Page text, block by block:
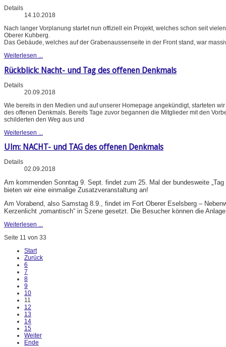
Details
14.10.2018
Nach langer Vorplanung startet nun offiziell ein Projekt, welches schon seit
Oberer Kuhberg.
Das Gebäude, welches auf der Grabenaussenseite in der Front stand, war
Weiterlesen ...
Rückblick: Nacht- und Tag des offenen Denkmals
Details
20.09.2018
Wie bereits in den Medien und auf unserer Homepage angekündigt, starteten
des offenen Denkmals. Bereits Tage zuvor begannen die Mitglieder mit den
schilderten den Weg aus und
Weiterlesen ...
Ulm: NACHT- und TAG des offenen Denkmals
Details
02.09.2018
Am kommenden Sonntag 9. Sept. findet zum 25. Mal der bundesweite
bieten wir eine einmalige Zusatzveranstaltung an!
Am Vorabend, also Samstag 8.9., findet im Fort Oberer Eselsberg –
Kerzenlicht „romantisch“ in Szene gesetzt. Die Besucher können die Anlage
Weiterlesen ...
Seite 11 von 33
Start
Zurück
6
7
8
9
10
11
12
13
14
15
Weiter
Ende